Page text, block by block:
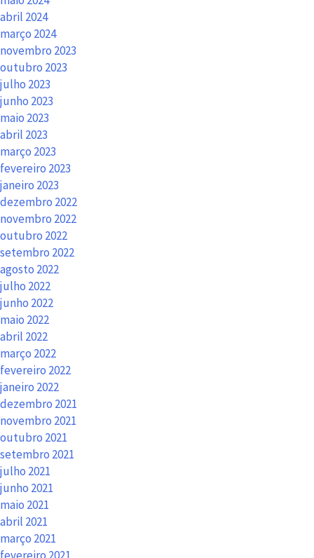
abril 2024
março 2024
novembro 2023
outubro 2023
julho 2023
junho 2023
maio 2023
abril 2023
março 2023
fevereiro 2023
janeiro 2023
dezembro 2022
novembro 2022
outubro 2022
setembro 2022
agosto 2022
julho 2022
junho 2022
maio 2022
abril 2022
março 2022
fevereiro 2022
janeiro 2022
dezembro 2021
novembro 2021
outubro 2021
setembro 2021
julho 2021
junho 2021
maio 2021
abril 2021
março 2021